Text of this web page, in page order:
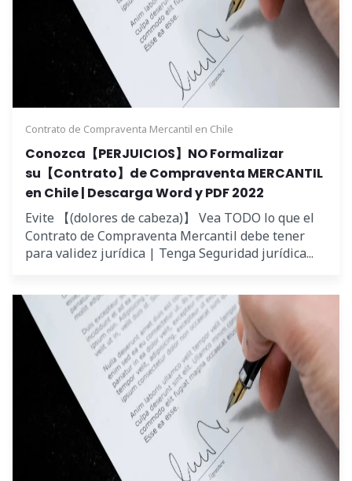
Contrato de Compraventa Mercantil en Chile
Conozca【PERJUICIOS】NO Formalizar
su【Contrato】de Compraventa MERCANTIL
en Chile | Descarga Word y PDF 2022
Evite 【(dolores de cabeza)】 Vea TODO lo que el
Contrato de Compraventa Mercantil debe tener
para validez jurídica | Tenga Seguridad jurídica...